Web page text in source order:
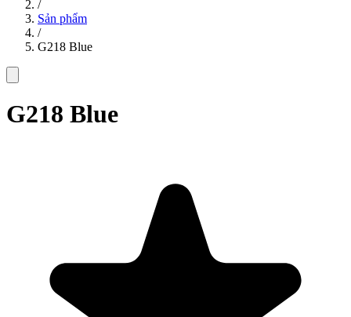
/
Sản phẩm
/
G218 Blue
G218 Blue